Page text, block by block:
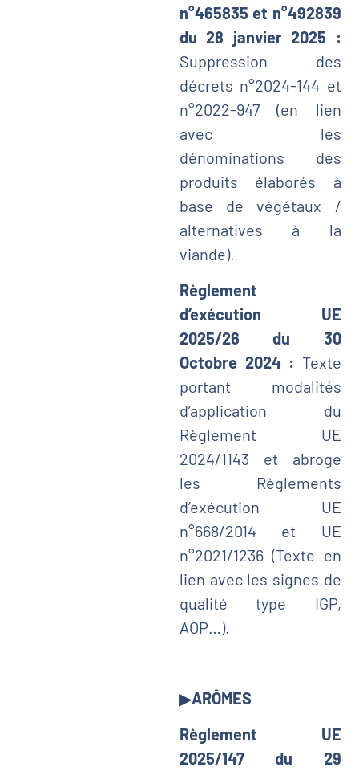
n°465835 et n°492839
du 28 janvier 2025 :
Suppression des
décrets n°2024-144 et
n°2022-947 (en lien
avec les
dénominations des
produits élaborés à
base de végétaux /
alternatives à la
viande).
Règlement
d’exécution UE
2025/26 du 30
Octobre 2024 : Texte
portant modalités
d’application du
Règlement UE
2024/1143 et abroge
les Règlements
d’exécution UE
n°668/2014 et UE
n°2021/1236 (Texte en
lien avec les signes de
qualité type IGP,
AOP…).
▶ARÔMES
Règlement UE
2025/147 du 29